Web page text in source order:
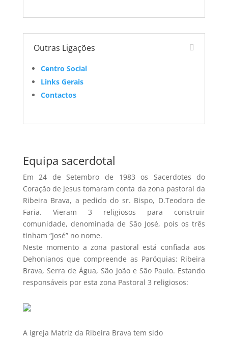
Outras Ligações
Centro Social
Links Gerais
Contactos
Equipa sacerdotal
Em 24 de Setembro de 1983 os Sacerdotes do
Coração de Jesus tomaram conta da zona pastoral da
Ribeira Brava, a pedido do sr. Bispo, D.Teodoro de
Faria. Vieram 3 religiosos para construir
comunidade, denominada de São José, pois os três
tinham “José” no nome.
Neste momento a zona pastoral está confiada aos
Dehonianos que compreende as Paróquias: Ribeira
Brava, Serra de Água, São João e São Paulo. Estando
responsáveis por esta zona Pastoral 3 religiosos:
A igreja Matriz da Ribeira Brava tem sido